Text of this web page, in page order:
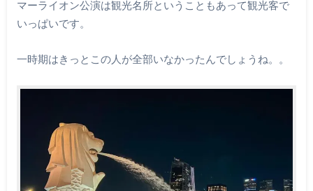
マーライオン公演は観光名所ということもあって観光客で
いっぱいです。
一時期はきっとこの人が全部いなかったんでしょうね。。